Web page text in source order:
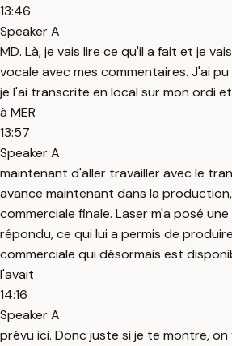
13:46
Speaker A
MD. Là, je vais lire ce qu'il a fait et je
vocale avec mes commentaires. J'ai
je l'ai transcrite en local sur mon ordi
à MER
13:57
Speaker A
maintenant d'aller travailler avec le
avance maintenant dans la
commerciale finale. Laser m'a posé
répondu, ce qui lui a permis de
commerciale qui désormais est
l'avait
14:16
Speaker A
prévu ici. Donc juste si je te montre,